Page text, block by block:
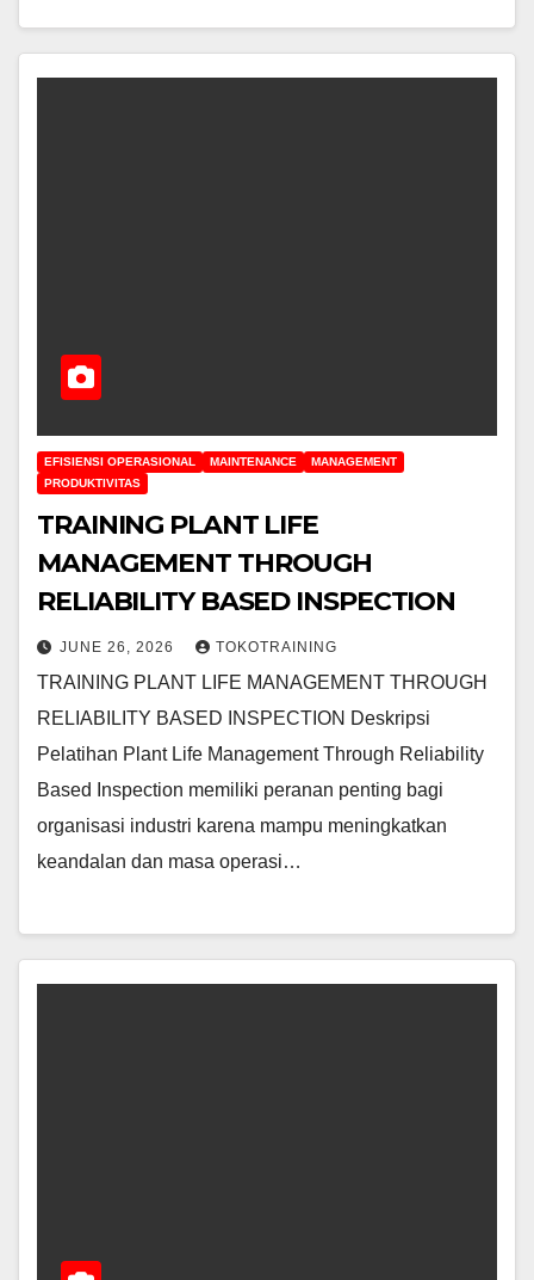
EFISIENSI OPERASIONAL MAINTENANCE
MANAGEMENT
PRODUKTIVITAS
TRAINING PLANT LIFE
MANAGEMENT THROUGH
RELIABILITY BASED INSPECTION
JUNE 26, 2026 TOKOTRAINING
TRAINING PLANT LIFE MANAGEMENT THROUGH
RELIABILITY BASED INSPECTION Deskripsi
Pelatihan Plant Life Management Through Reliability
Based Inspection memiliki peranan penting bagi
organisasi industri karena mampu meningkatkan
keandalan dan masa operasi…